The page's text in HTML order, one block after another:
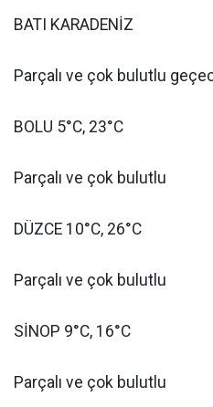
BATI KARADENİZ
Parçalı ve çok bulutlu
BOLU 5°C, 23°C
Parçalı ve çok bulutlu
DÜZCE 10°C, 26°C
Parçalı ve çok bulutlu
SİNOP 9°C, 16°C
Parçalı ve çok bulutlu